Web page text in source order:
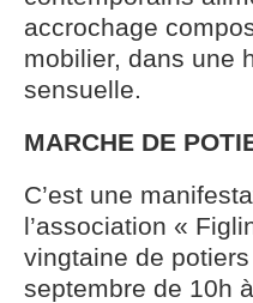
accrochage
mobilier, dans une
sensuelle.
MARCHE DE
C’est une
l’association «
vingtaine de
septembre de 10h